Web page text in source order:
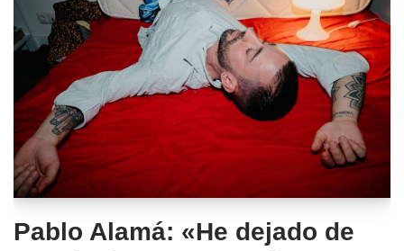
Pablo Alamá: «He dejado de